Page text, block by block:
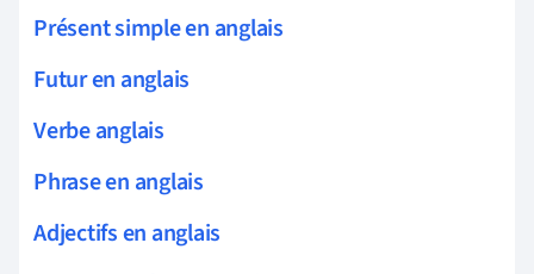
Présent simple en anglais
Futur en anglais
Verbe anglais
Phrase en anglais
Adjectifs en anglais